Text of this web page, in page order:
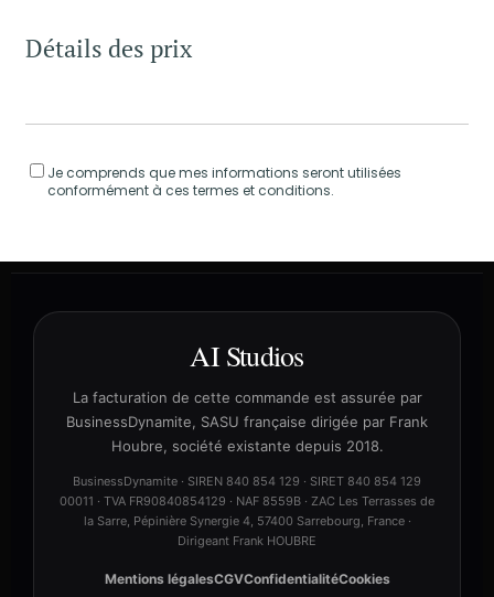
Détails des prix
Je comprends que mes informations seront utilisées
conformément à ces termes et conditions.
AI Studios
La facturation de cette commande est assurée par
BusinessDynamite, SASU française dirigée par Frank
Houbre, société existante depuis 2018.
BusinessDynamite · SIREN 840 854 129 · SIRET 840 854 129
00011 · TVA FR90840854129 · NAF 8559B · ZAC Les Terrasses de
la Sarre, Pépinière Synergie 4, 57400 Sarrebourg, France ·
Dirigeant Frank HOUBRE
Mentions légalesCGVConfidentialitéCookies